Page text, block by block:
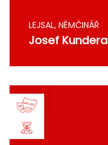
LEJSAL, NĚMČINÁŘ
Josef Kundera